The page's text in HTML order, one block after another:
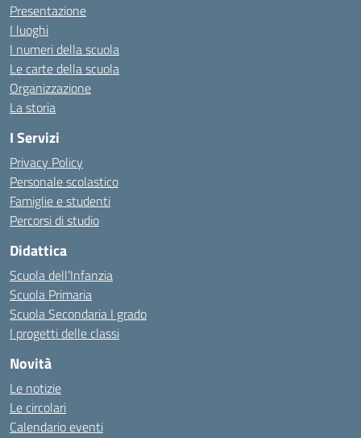
Presentazione
I luoghi
I numeri della scuola
Le carte della scuola
Organizzazione
La storia
I Servizi
Privacy Policy
Personale scolastico
Famiglie e studenti
Percorsi di studio
Didattica
Scuola dell’Infanzia
Scuola Primaria
Scuola Secondaria I grado
I progetti delle classi
Novità
Le notizie
Le circolari
Calendario eventi